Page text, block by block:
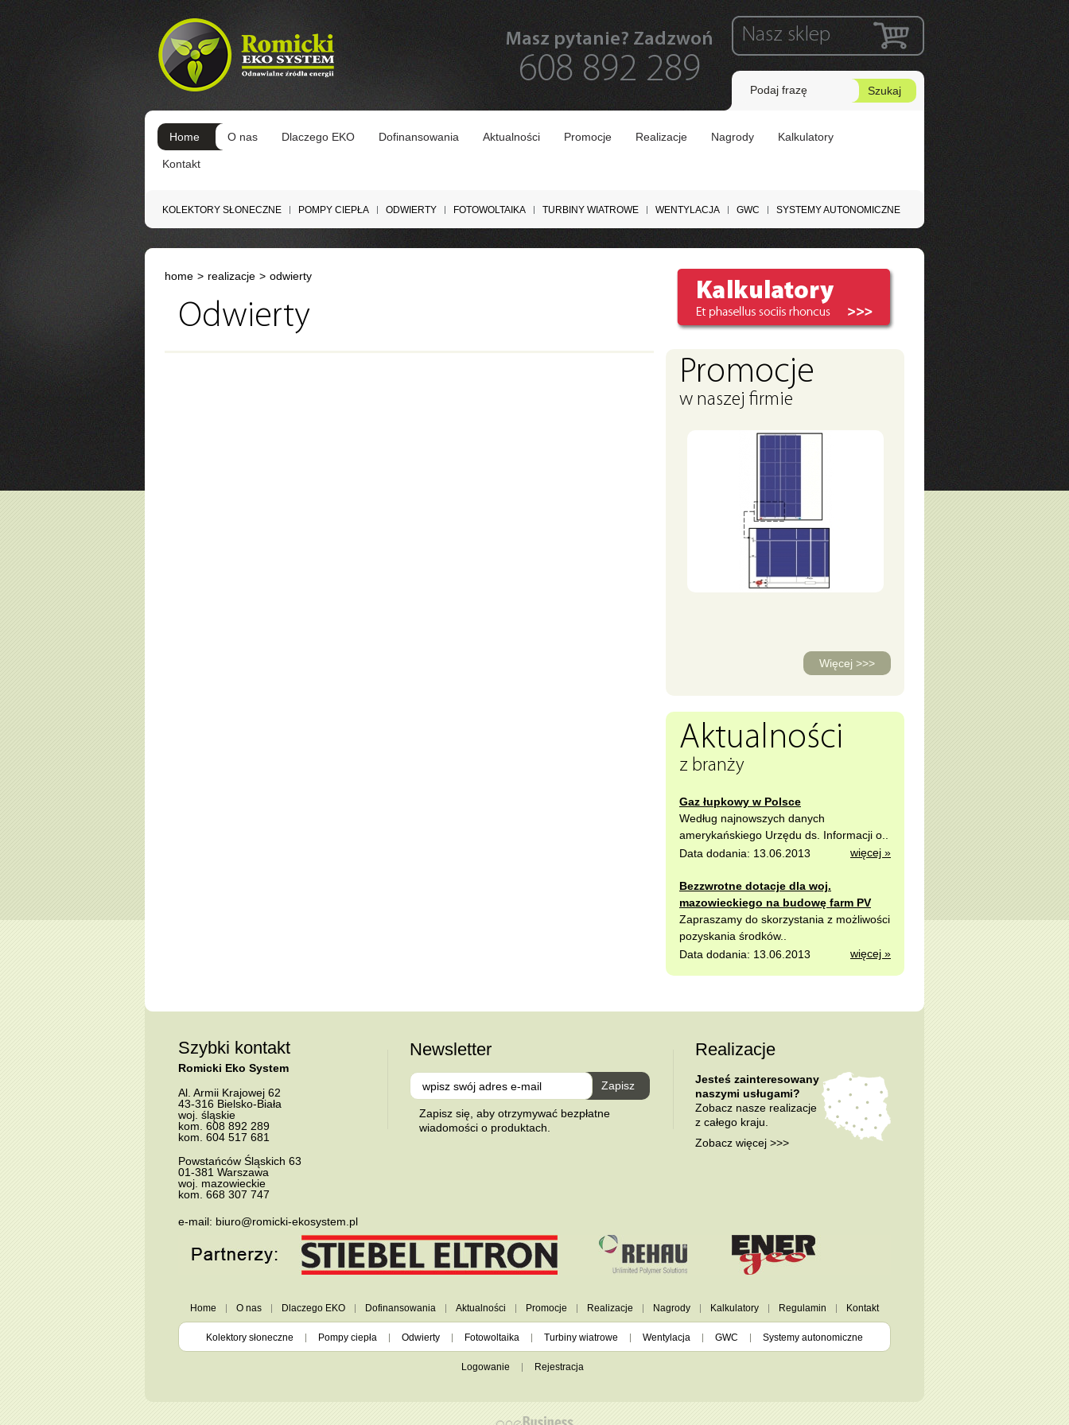
Nasz sklep
Masz pytanie? Zadzwoń
608 892 289
Home O nas Dlaczego EKO Dofinansowania Aktualności Promocje Realizacje Nagrody Kalkulatory
Kontakt
KOLEKTORY SŁONECZNE POMPY CIEPŁA ODWIERTY FOTOWOLTAIKA TURBINY WIATROWE WENTYLACJA GWC SYSTEMY AUTONOMICZNE
home > realizacje > odwierty
Odwierty
Promocje
w naszej firmie
Więcej >>>
Aktualności
z branży
Gaz łupkowy w Polsce
Według najnowszych danych
amerykańskiego Urzędu ds. Informacji o..
Data dodania: 13.06.2013
więcej »
Bezzwrotne dotacje dla woj.
mazowieckiego na budowę farm PV
Zapraszamy do skorzystania z możliwości
pozyskania środków..
Data dodania: 13.06.2013
więcej »
Szybki kontakt
Romicki Eko System
Al. Armii Krajowej 62
43-316 Bielsko-Biała
woj. śląskie
kom. 608 892 289
kom. 604 517 681
Powstańców Śląskich 63
01-381 Warszawa
woj. mazowieckie
kom. 668 307 747
e-mail: biuro@romicki-ekosystem.pl
Newsletter
Zapisz się, aby otrzymywać bezpłatne
wiadomości o produktach.
Realizacje
Jesteś zainteresowany
naszymi usługami?
Zobacz nasze realizacje
z całego kraju.
Zobacz więcej >>>
Home O nas Dlaczego EKO Dofinansowania Aktualności Promocje Realizacje Nagrody Kalkulatory Regulamin Kontakt
Kolektory słoneczne Pompy ciepła Odwierty Fotowoltaika Turbiny wiatrowe Wentylacja GWC Systemy autonomiczne
Logowanie Rejestracja